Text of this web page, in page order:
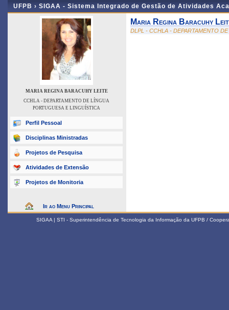
UFPB › SIGAA - Sistema Integrado de Gestão de Atividades
MARIA REGINA BARACUHY LEITE
CCHLA - DEPARTAMENTO DE LÍNGUA
PORTUGUESA E LINGUÍSTICA
Perfil Pessoal
Disciplinas Ministradas
Projetos de Pesquisa
Atividades de Extensão
Projetos de Monitoria
Ir ao Menu Principal
Maria Regina Baracuhy
DLPL - CCHLA - DEPARTAMENTO
SIGAA | STI - Superintendência de Tecnologia da Informação da UFPB /